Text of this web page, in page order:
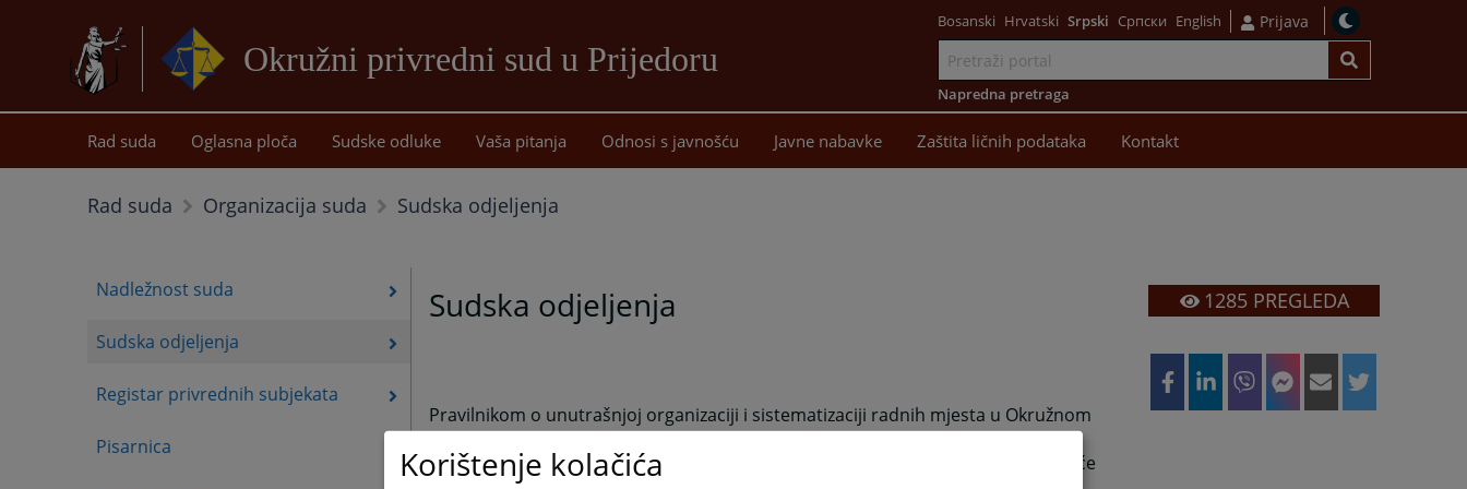
Okružni privredni sud u Prijedoru
sadržaj
Bosanski Hrvatski Srpski Српски English Prijava
Napredna pretraga
Rad suda Oglasna ploča Sudske odluke Vaša pitanja Odnosi s javnošću Javne nabavke Zaštita ličnih podataka Kontakt
Rad suda Organizacija suda Sudska odjeljenja
Nadležnost suda
Sudska odjeljenja
Registar privrednih subjekata
Pisarnica
Sudska odjeljenja
Pravilnikom o unutrašnjoj organizaciji i sistematizaciji radnih mjesta u Okružnom
privrednom sudu u Prijedoru uređena je unutrašnja organizacija Okružnog
privrednog suda u Prijedoru te obezbjeđena raspodjela poslova na odgovarajuće
1285PREGLEDA
Korištenje kolačića